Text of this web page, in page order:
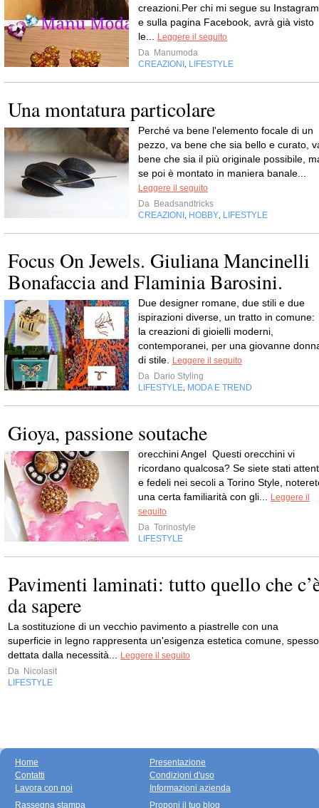
creazioni.Per chi mi segue su Instagram
e sulla pagina Facebook, avrà già visto
le...
Leggere il seguito
Da Manumoda
CREAZIONI
LIFESTYLE
Una montatura particolare
Perché va bene l'elemento focale di un
pezzo, va bene che sia bello e curato,
bene che sia il più originale possibile,
se poi è montato in maniera banale...
Leggere il seguito
Da Beadsandtricks
CREAZIONI
HOBBY LIFESTYLE
Focus On Jewels. Giuliana Mancinelli
Bonafaccia and Flaminia Barosini.
Due designer romane, due stili e due
ispirazioni diverse, un tratto in comune:
la creazioni di gioielli moderni,
contemporanei, per una giovanne
di stile.
Leggere il seguito
Da Dario Styling
LIFESTYLE MODA E TREND
Gioya, passione soutache
orecchini Angel Questi orecchini vi
ricordano qualcosa? Se siete stati
e fedeli nei secoli a Torino Style,
una certa familiarità con gli...
Leggere il
seguito
Da Torinostyle
LIFESTYLE
Pavimenti laminati: tutto quello che
da sapere
La sostituzione di un vecchio pavimento a piastrelle con una
superficie in legno rappresenta un'esigenza estetica comune, spesso
dettata dalla necessità...
Leggere il seguito
Da Nicolasit
LIFESTYLE
Home
Contatti
Lavora con noi
Presentazione
Condizioni d'uso
Informazioni azienda
Rassegna stampa
Proponi il tuo blog